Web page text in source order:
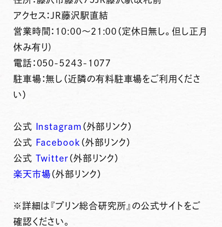
アクセス：JR藤沢駅直結
営業時間：10:00〜21:00（定休日無し。但し正月
休み有り)
電話：050-5243-1077
駐車場：無し（近隣の有料駐車場をご利用くださ
い）
公式 Instagram （外部リンク）
公式
Facebook （外部リンク）
公式 Twitter （外部リンク）
楽天市場（外部リンク）
※詳細は『プリン総合研究所』の公式サイトをご
確認ください。